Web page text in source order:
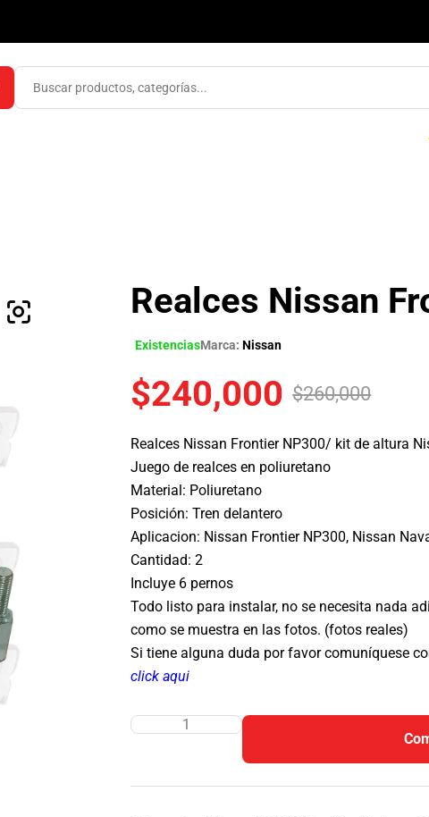
Realces Nissan
ExistenciasMarca:Nissan
$260,000
$240,000
Realces Nissan Frontier NP300/ kit de altura
Juego de realces en poliuretano
Material: Poliuretano
Posición: Tren delantero
Aplicacion: Nissan Frontier NP300, Nissan
Cantidad: 2
Incluye 6 pernos
Todo listo para instalar, no se necesita nada
como se muestra en las fotos. (fotos reales)
Si tiene alguna duda por favor comuníquese
click aqui